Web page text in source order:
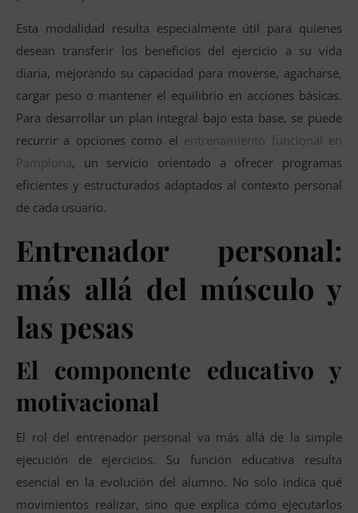
Esta modalidad resulta especialmente útil para quienes
desean transferir los beneficios del ejercicio a su vida
diaria, mejorando su capacidad para moverse, agacharse,
cargar peso o mantener el equilibrio en acciones básicas.
Para desarrollar un plan integral bajo esta base, se puede
recurrir a opciones como el entrenamiento funcional en
Pamplona, un servicio orientado a ofrecer programas
eficientes y estructurados adaptados al contexto personal
de cada usuario.
Entrenador personal:
más allá del músculo y
las pesas
El componente educativo y
motivacional
El rol del entrenador personal va más allá de la simple
ejecución de ejercicios. Su función educativa resulta
esencial en la evolución del alumno. No solo indica qué
movimientos realizar, sino que explica cómo ejecutarlos